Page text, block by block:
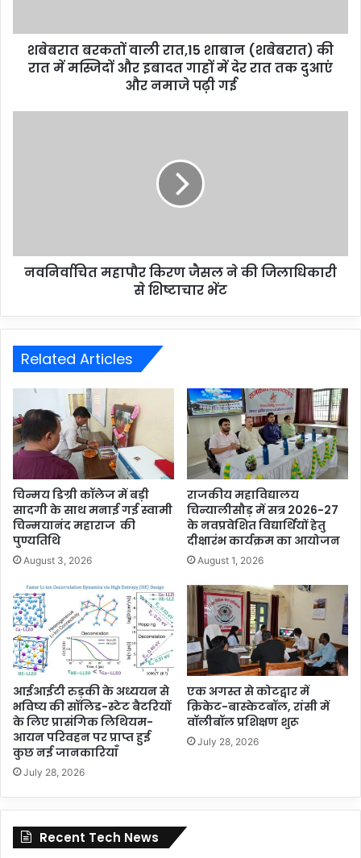
शबेबरात बरकतों वाली रात,15 शाबान (शबेबरात) की
रात में मस्जिदों और इबादत गाहों में देर रात तक दुआएं
और नमाजे पढ़ी गई
नवनिर्वाचित महापौर किरण जैसल ने की जिलाधिकारी
से शिष्टाचार भेंट
Related Articles
चिन्मय डिग्री कॉलेज में बड़ी
सादगी के साथ मनाई गई स्वामी
चिन्मयानंद महाराज की
पुण्यतिथि
August 3, 2026
राजकीय महाविद्यालय
चिन्यालीसौड़ में सत्र 2026-27
के नवप्रवेशित विद्यार्थियों हेतु
दीक्षारंभ कार्यक्रम का आयोजन
August 1, 2026
आईआईटी रुड़की के अध्ययन से
भविष्य की सॉलिड-स्टेट बैटरियों
के लिए प्रासंगिक लिथियम-
आयन परिवहन पर प्राप्त हुई
कुछ नई जानकारियाँ
July 28, 2026
एक अगस्त से कोटद्वार में
क्रिकेट-बास्केटबॉल, रांसी में
वॉलीबॉल प्रशिक्षण शुरू
July 28, 2026
Recent Tech News